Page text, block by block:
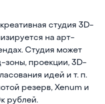
креативная студия 3D-
на арт-
Студия может
зоны, проекции, 3D-
идей и т. п.
резерв, Xenum и
рублей.